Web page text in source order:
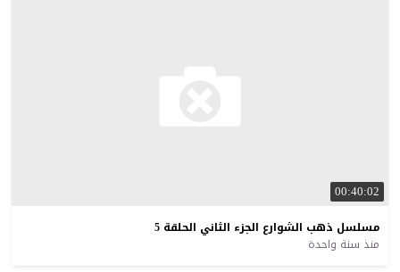
00:40:02
مسلسل ذهب الشوارع الجزء الثاني الحلقة 5
منذ سنة واحدة